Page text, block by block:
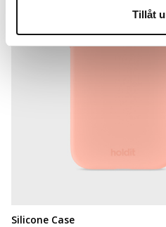
Tillåt
Silicone Case